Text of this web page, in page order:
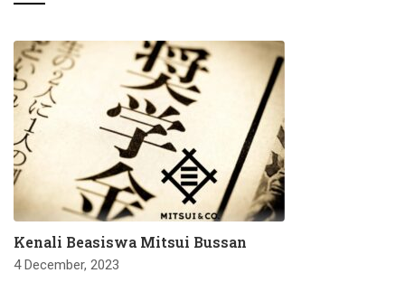
Kenali Beasiswa Mitsui Bussan
4 December, 2023